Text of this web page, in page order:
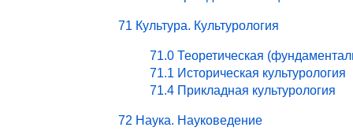
71 Культура. Культурология
71.0 Теоретическая
71.1 Историческая культурология
71.4 Прикладная культурология
72 Наука. Науковедение